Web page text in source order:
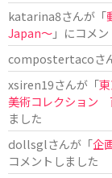
katarina8さんが「
Japan〜」にコメ
compostertacoさ
xsiren19さんが「
美術コレクション
ました
dollsglさんが「企
コメントしました